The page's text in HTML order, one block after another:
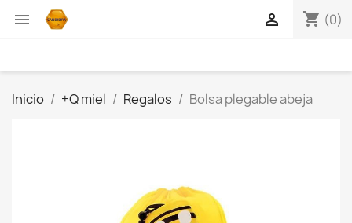
 shopping_cart (0)

Inicio +Q miel Regalos Bolsa plegable abeja